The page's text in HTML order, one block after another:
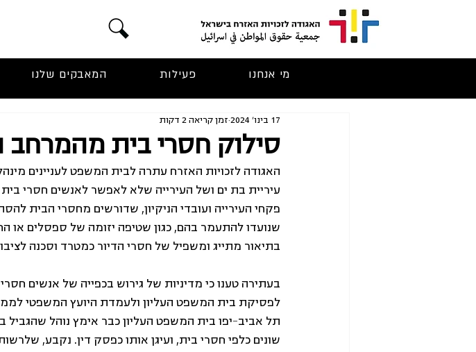
מי אנחנו פעילות המאבקים שלנו
סילוק חסרי בית מהמרחב
17 בינו׳ 2024 זמן קריאה 2 דקות
האגודה לזכויות האזרח עתרה לבית המשפט לעניינים
עיריית בת ים ושל העירייה שלא לאפשר לאנשים חסרי
פקחי העירייה ועובדי הניקיון, שדורשים מחסרי הבית
שנועדו להתעמר בהם, כגון שטיפה יזומה של ספסלים או
בתיאור מתייג ומשפיל של חסרי הדיור כמטרד וסכנה
בעתירה טענו כי מדיניות של גירוש בכפייה של אנשים
לפסיקת בית המשפט העליון ולעמדת היועץ המשפטי
תל אביב-יפו בית המשפט העליון כבר אימץ נוהל שהגביל
שונים כלפי חסרי בית, ועיגן אותו כפסק דין. נקבע,